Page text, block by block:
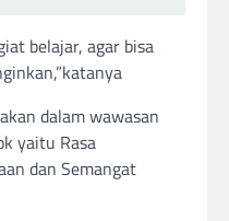
belajar, agar bisa
dalam wawasan
yaitu Rasa
dan Semangat